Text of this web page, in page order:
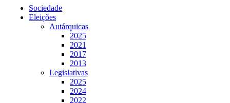
Sociedade
Eleições
Autárquicas
2025
2021
2017
2013
Legislativas
2025
2024
2022